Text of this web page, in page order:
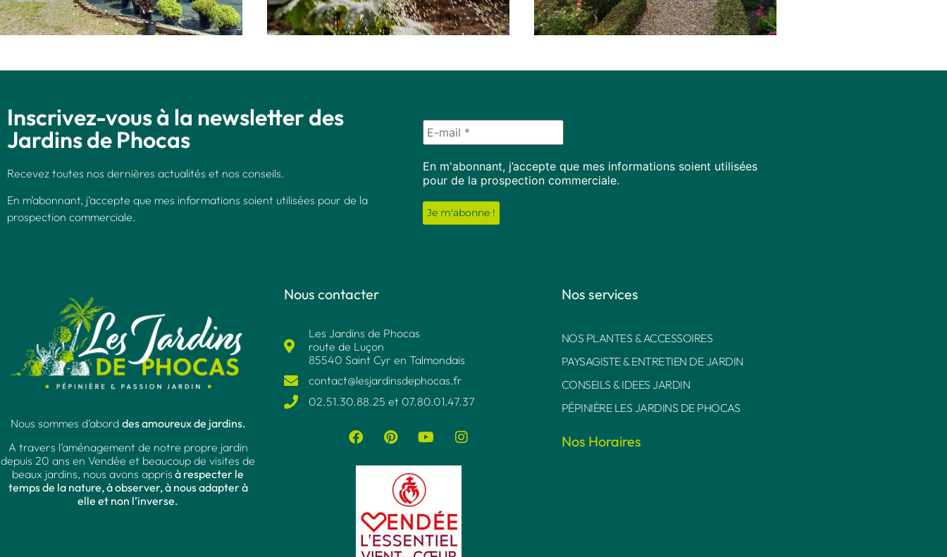
Inscrivez-vous à la newsletter des
Jardins de Phocas
Recevez toutes nos dernières actualités et nos conseils.
En m’abonnant, j’accepte que mes informations soient utilisées pour de la
prospection commerciale.
En m'abonnant, j’accepte que mes informations soient utilisées
pour de la prospection commerciale.
Nous sommes d’abord des amoureux de jardins.
A travers l’aménagement de notre propre jardin
depuis 20 ans en Vendée et beaucoup de visites de
beaux jardins, nous avons appris à respecter le
temps de la nature, à observer, à nous adapter à
elle et non l’inverse.
Nous contacter
Les Jardins de Phocas
route de Luçon
85540 Saint Cyr en Talmondais
contact@lesjardinsdephocas.fr​
02.51.30.88.25 et 07.80.01.47.37​
Nos services
NOS PLANTES & ACCESSOIRES
PAYSAGISTE & ENTRETIEN DE JARDIN
CONSEILS & IDEES JARDIN
PÉPINIÈRE LES JARDINS DE PHOCAS
Nos Horaires